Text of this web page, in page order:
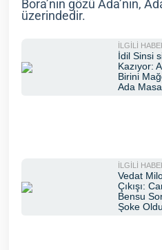
Bora’nın gözü Ada’nın,
üzerindedir.